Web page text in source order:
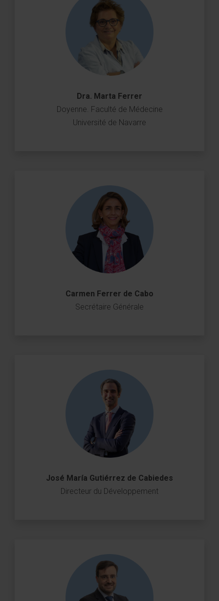
Dra. Marta Ferrer
Doyenne. Faculté de Médecine
Université de Navarre
Carmen Ferrer de Cabo
Secrétaire Générale
José María Gutiérrez de Cabiedes
Directeur du Développement